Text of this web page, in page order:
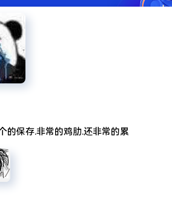
的保存.非常的鸡肋.还非常的累